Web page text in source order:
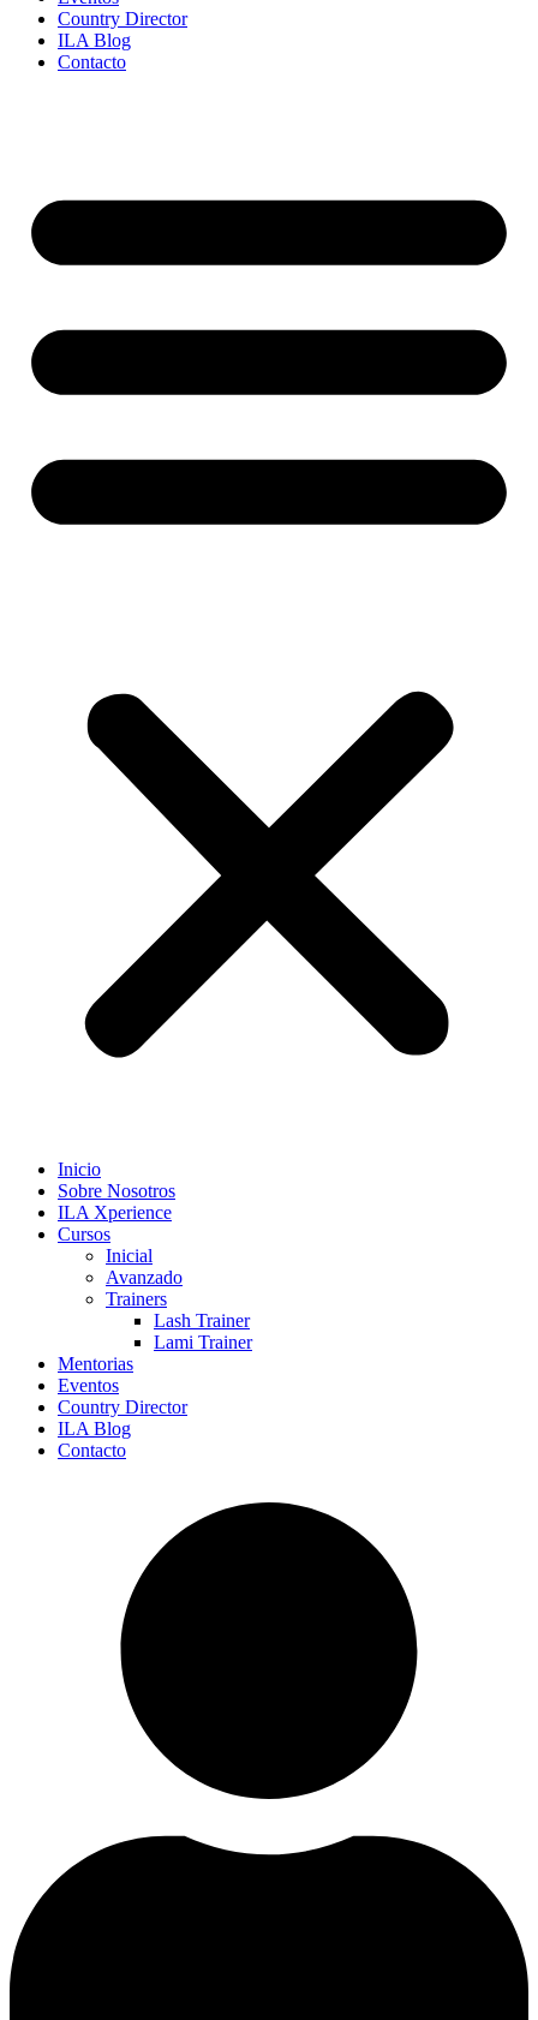
Country Director
ILA Blog
Contacto
Inicio
Sobre Nosotros
ILA Xperience
Cursos
Inicial
Avanzado
Trainers
Lash Trainer
Lami Trainer
Mentorias
Eventos
Country Director
ILA Blog
Contacto